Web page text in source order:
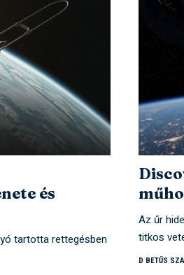
és
tartotta rettegésben
Az űr
titkos
D BETŰS